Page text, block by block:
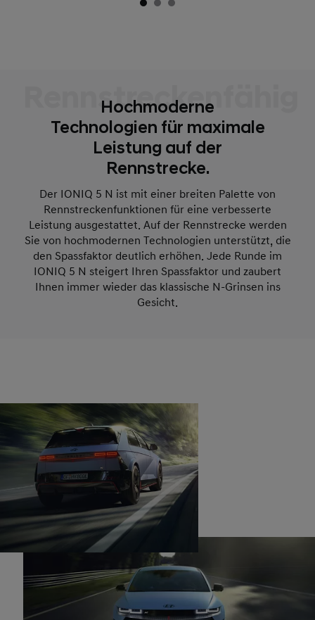
Rennstreckenfähig
Hochmoderne
Technologien für maximale
Leistung auf der
Rennstrecke.
Der IONIQ 5 N ist mit einer breiten Palette von
Rennstreckenfunktionen für eine verbesserte
Leistung ausgestattet. Auf der Rennstrecke werden
Sie von hochmodernen Technologien unterstützt, die
den Spassfaktor deutlich erhöhen. Jede Runde im
IONIQ 5 N steigert Ihren Spassfaktor und zaubert
Ihnen immer wieder das klassische N-Grinsen ins